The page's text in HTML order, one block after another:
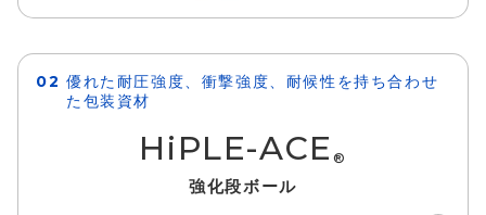
優れた耐圧強度、衝撃強度、耐候性を持ち合わせ
た包装資材
HiPLE-ACE ®
強化段ボール